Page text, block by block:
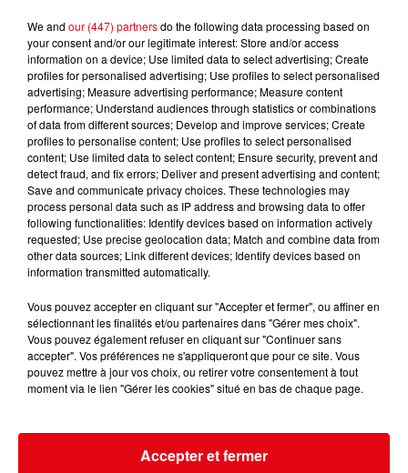
BEYONCE
Halo
DAVID GUETTA &
JENNIFER LOPEZ
Save Me Tonight
KAROL G
Si Antes Te Hubiera
Conocido
L'HOROSCOPE
We and our (447) partnersdo the following data processing based on
your consent and/or our legitimate interest: Store and/or access
information on a device; Use limited data to select advertising; Create
profiles for personalised advertising; Use profiles to select personalised
advertising; Measure advertising performance; Measure content
performance; Understand audiences through statistics or combinations
of data from different sources; Develop and improve services; Create
profiles to personalise content; Use profiles to select personalised
content; Use limited data to select content; Ensure security, prevent and
detect fraud, and fix errors; Deliver and present advertising and content;
Save and communicate privacy choices. These technologies may
process personal data such as IP address and browsing data to offer
following functionalities: Identify devices based on information actively
requested; Use precise geolocation data; Match and combine data from
other data sources; Link different devices; Identify devices based on
information transmitted automatically.
Vous pouvez accepter en cliquant sur "Accepter et fermer", ou affiner en
sélectionnant les finalités et/ou partenaires dans "Gérer mes choix".
Vous pouvez également refuser en cliquant sur "Continuer sans
accepter". Vos préférences ne s'appliqueront que pour ce site. Vous
pouvez mettre à jour vos choix, ou retirer votre consentement à tout
moment via le lien "Gérer les cookies" situé en bas de chaque page.
Accepter et fermer